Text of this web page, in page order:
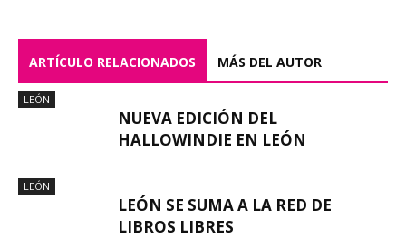
ARTÍCULO RELACIONADOS MÁS DEL AUTOR
LEÓN
NUEVA EDICIÓN DEL
HALLOWINDIE EN LEÓN
LEÓN
LEÓN SE SUMA A LA RED DE
LIBROS LIBRES